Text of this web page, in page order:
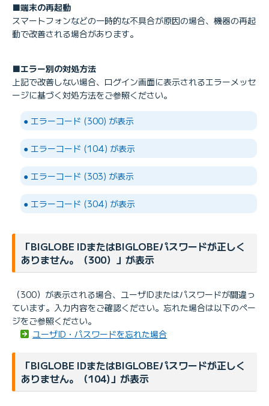
■端末の再起動
スマートフォンなどの一時的な不具合が原因の場合、機器の再起
動で改善される場合があります。
■エラー別の対処方法
上記で改善しない場合、ログイン画面に表示されるエラーメッセ
ージに基づく対処方法をご参照ください。
● エラーコード (300) が表示
● エラーコード (104) が表示
● エラーコード (303) が表示
● エラーコード (304) が表示
「BIGLOBE IDまたはBIGLOBEパスワードが正しく
ありません。（300）」が表示
（300）が表示される場合、ユーザIDまたはパスワードが間違っ
ています。入力内容をご確認ください。忘れた場合は以下のペー
ジをご参照ください。
ユーザID・パスワードを忘れた場合
「BIGLOBE IDまたはBIGLOBEパスワードが正しく
ありません。（104)」が表示